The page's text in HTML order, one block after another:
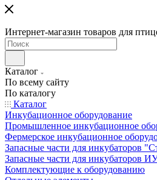
Интернет-магазин товаров для
Каталог
По всему сайту
По каталогу
Каталог
Инкубационное оборудование
Промышленное инкубационное
Фермерское инкубационное
Запасные части для инкубаторов
Запасные части для инкубаторов
Комплектующие к оборудованию